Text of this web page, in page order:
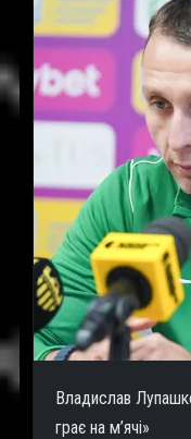
Владислав
грає на м’ячі»